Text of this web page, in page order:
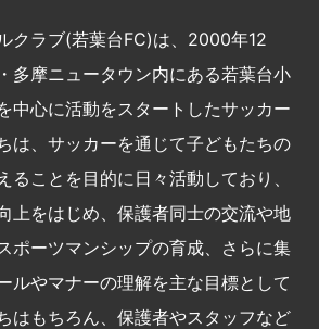
クラブ(若葉台FC)は、2000年12
多摩ニュータウン内にある若葉台小
中心に活動をスタートしたサッカー
は、サッカーを通じて子どもたちの
ることを目的に日々活動しており、
上をはじめ、保護者同士の交流や地
ポーツマンシップの育成、さらに集
ルやマナーの理解を主な目標として
はもちろん、保護者やスタッフなど